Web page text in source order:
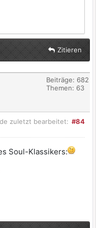
Zitieren
Beiträge: 682
Themen: 63
#84
zuletzt bearbeitet:
Soul-Klassikers: